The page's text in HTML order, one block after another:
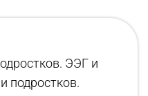
ЭЭГ и
подростков.